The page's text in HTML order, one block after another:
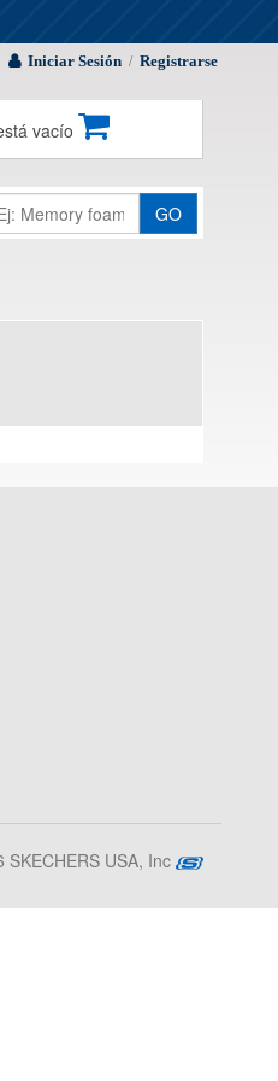
Iniciar Sesión / Registrarse
vacío
GO
USA, Inc